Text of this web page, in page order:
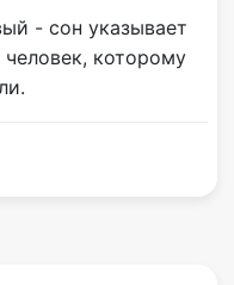
- сон указывает
которому